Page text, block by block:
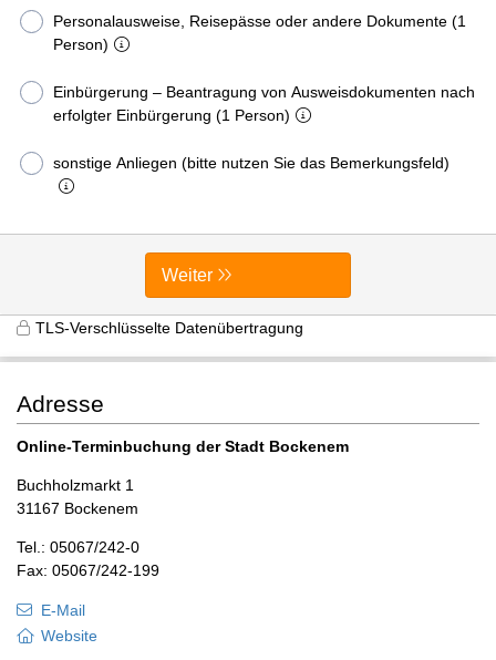
Personalausweise, Reisepässe oder andere Dokumente (1
Person)
Einbürgerung – Beantragung von Ausweisdokumenten nach
erfolgter Einbürgerung (1 Person)
sonstige Anliegen (bitte nutzen Sie das Bemerkungsfeld)
Weiter
TLS-Verschlüsselte Datenübertragung
Adresse
Online-Terminbuchung der Stadt Bockenem
Buchholzmarkt 1
31167 Bockenem
Tel.: 05067/242-0
Fax: 05067/242-199
E-Mail
Website